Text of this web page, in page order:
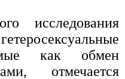
исследования
как обмен
отмечается